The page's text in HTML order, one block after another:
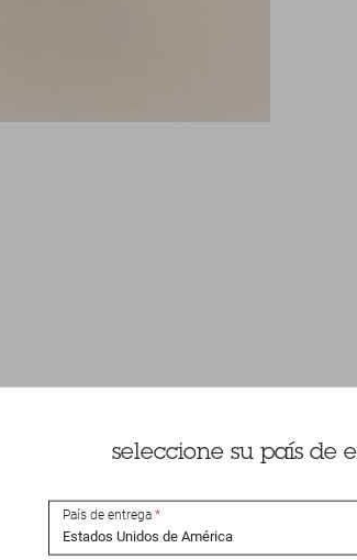
seleccione su país de
País de entrega